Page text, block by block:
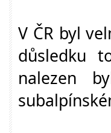
V ČR byl
důsledku
nalezen